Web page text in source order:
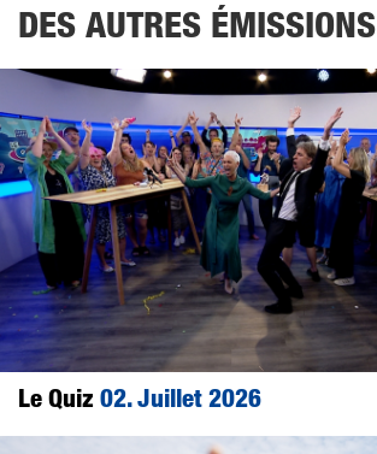
DES AUTRES ÉMISSIONS
Le Quiz 02. Juillet 2026